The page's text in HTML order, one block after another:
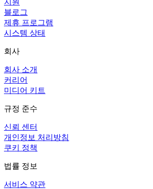
블로그
제휴 프로그램
시스템 상태
회사
회사 소개
커리어
미디어 키트
규정 준수
신뢰 센터
개인정보 처리방침
쿠키 정책
법률 정보
서비스 약관